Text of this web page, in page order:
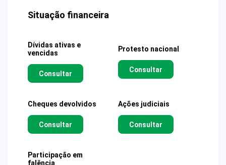
Situação financeira
Dívidas ativas e
vencidas
Consultar
Protesto nacional
Consultar
Cheques devolvidos
Consultar
Ações judiciais
Consultar
Participação em
falência